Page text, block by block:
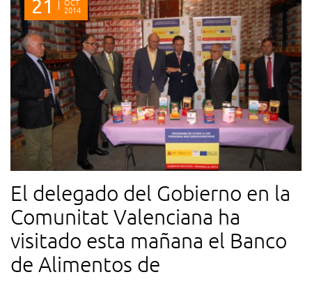
21 2014
El delegado del Gobierno en la
Comunitat Valenciana ha
visitado esta mañana el Banco
de Alimentos de